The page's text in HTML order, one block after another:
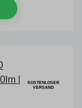
KOSTENLOSER
VERSAND